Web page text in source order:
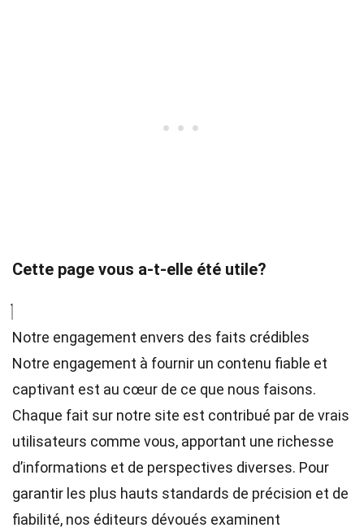
Cette page vous a-t-elle été utile?
Notre engagement envers des faits crédibles
Notre engagement à fournir un contenu fiable et
captivant est au cœur de ce que nous faisons.
Chaque fait sur notre site est contribué par de vrais
utilisateurs comme vous, apportant une richesse
d’informations et de perspectives diverses. Pour
garantir les plus hauts standards de précision et de
fiabilité, nos éditeurs dévoués examinent